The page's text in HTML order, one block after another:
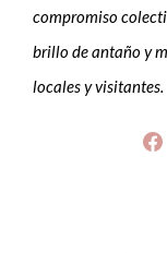
compromiso
brillo de antaño y
locales y visitantes.